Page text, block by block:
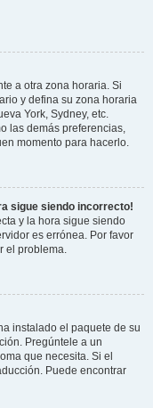
a otra zona horaria. Si
y defina su zona horaria
York, Sydney, etc.
las demás preferencias,
momento para hacerlo.
sigue siendo incorrecto!
y la hora sigue siendo
es errónea. Por favor
el problema.
instalado el paquete de su
Pregúntele a un
que necesita. Si el
Puede encontrar